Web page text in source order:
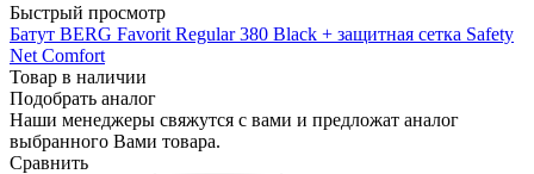
Быстрый просмотр
Батут BERG Favorit Regular 380 Black + защитная сетка Safety
Net Comfort
Товар в наличии
Подобрать аналог
Наши менеджеры свяжутся с вами и предложат аналог
выбранного Вами товара.
Сравнить